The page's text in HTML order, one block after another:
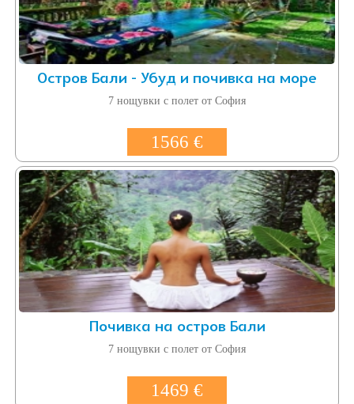
Остров Бали - Убуд и почивка на море
7 нощувки с полет от София
1566 €
Почивка на остров Бали
7 нощувки с полет от София
1469 €